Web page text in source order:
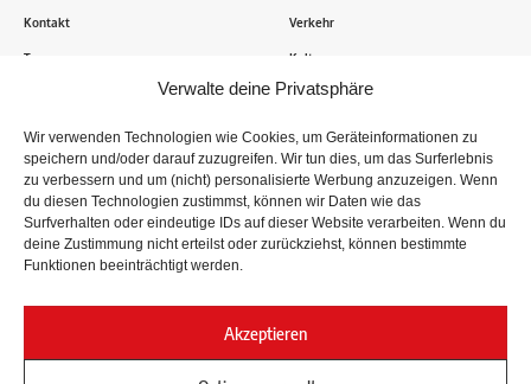
Verwalte deine Privatsphäre
Wir verwenden Technologien wie Cookies, um Geräteinformationen zu
speichern und/oder darauf zuzugreifen. Wir tun dies, um das Surferlebnis
zu verbessern und um (nicht) personalisierte Werbung anzuzeigen. Wenn
du diesen Technologien zustimmst, können wir Daten wie das
Surfverhalten oder eindeutige IDs auf dieser Website verarbeiten. Wenn du
deine Zustimmung nicht erteilst oder zurückziehst, können bestimmte
Funktionen beeinträchtigt werden.
Akzeptieren
Kontakt
Transparenz
Verkehr
Kultur
Tausende Stolberger sind bereits dabei! Du sendest uns
Informationen, Bilder und Erlebnisse aus der Kupferstadt – Wir
recherchieren, sammeln Informationen und berichten!